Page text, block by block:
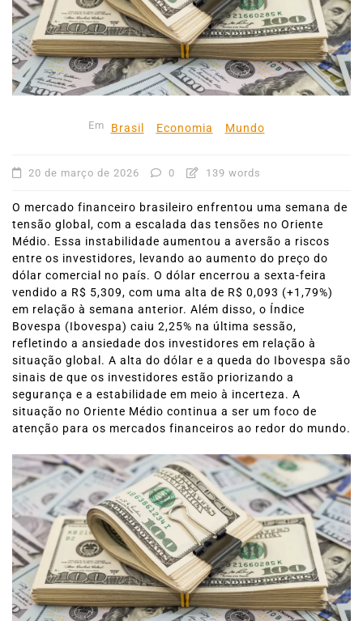
Em Brasil Economia Mundo
20 de março de 2026 0 139 words
O mercado financeiro brasileiro enfrentou uma semana de
tensão global, com a escalada das tensões no Oriente
Médio. Essa instabilidade aumentou a aversão a riscos
entre os investidores, levando ao aumento do preço do
dólar comercial no país. O dólar encerrou a sexta-feira
vendido a R$ 5,309, com uma alta de R$ 0,093 (+1,79%)
em relação à semana anterior. Além disso, o Índice
Bovespa (Ibovespa) caiu 2,25% na última sessão,
refletindo a ansiedade dos investidores em relação à
situação global. A alta do dólar e a queda do Ibovespa são
sinais de que os investidores estão priorizando a
segurança e a estabilidade em meio à incerteza. A
situação no Oriente Médio continua a ser um foco de
atenção para os mercados financeiros ao redor do mundo.